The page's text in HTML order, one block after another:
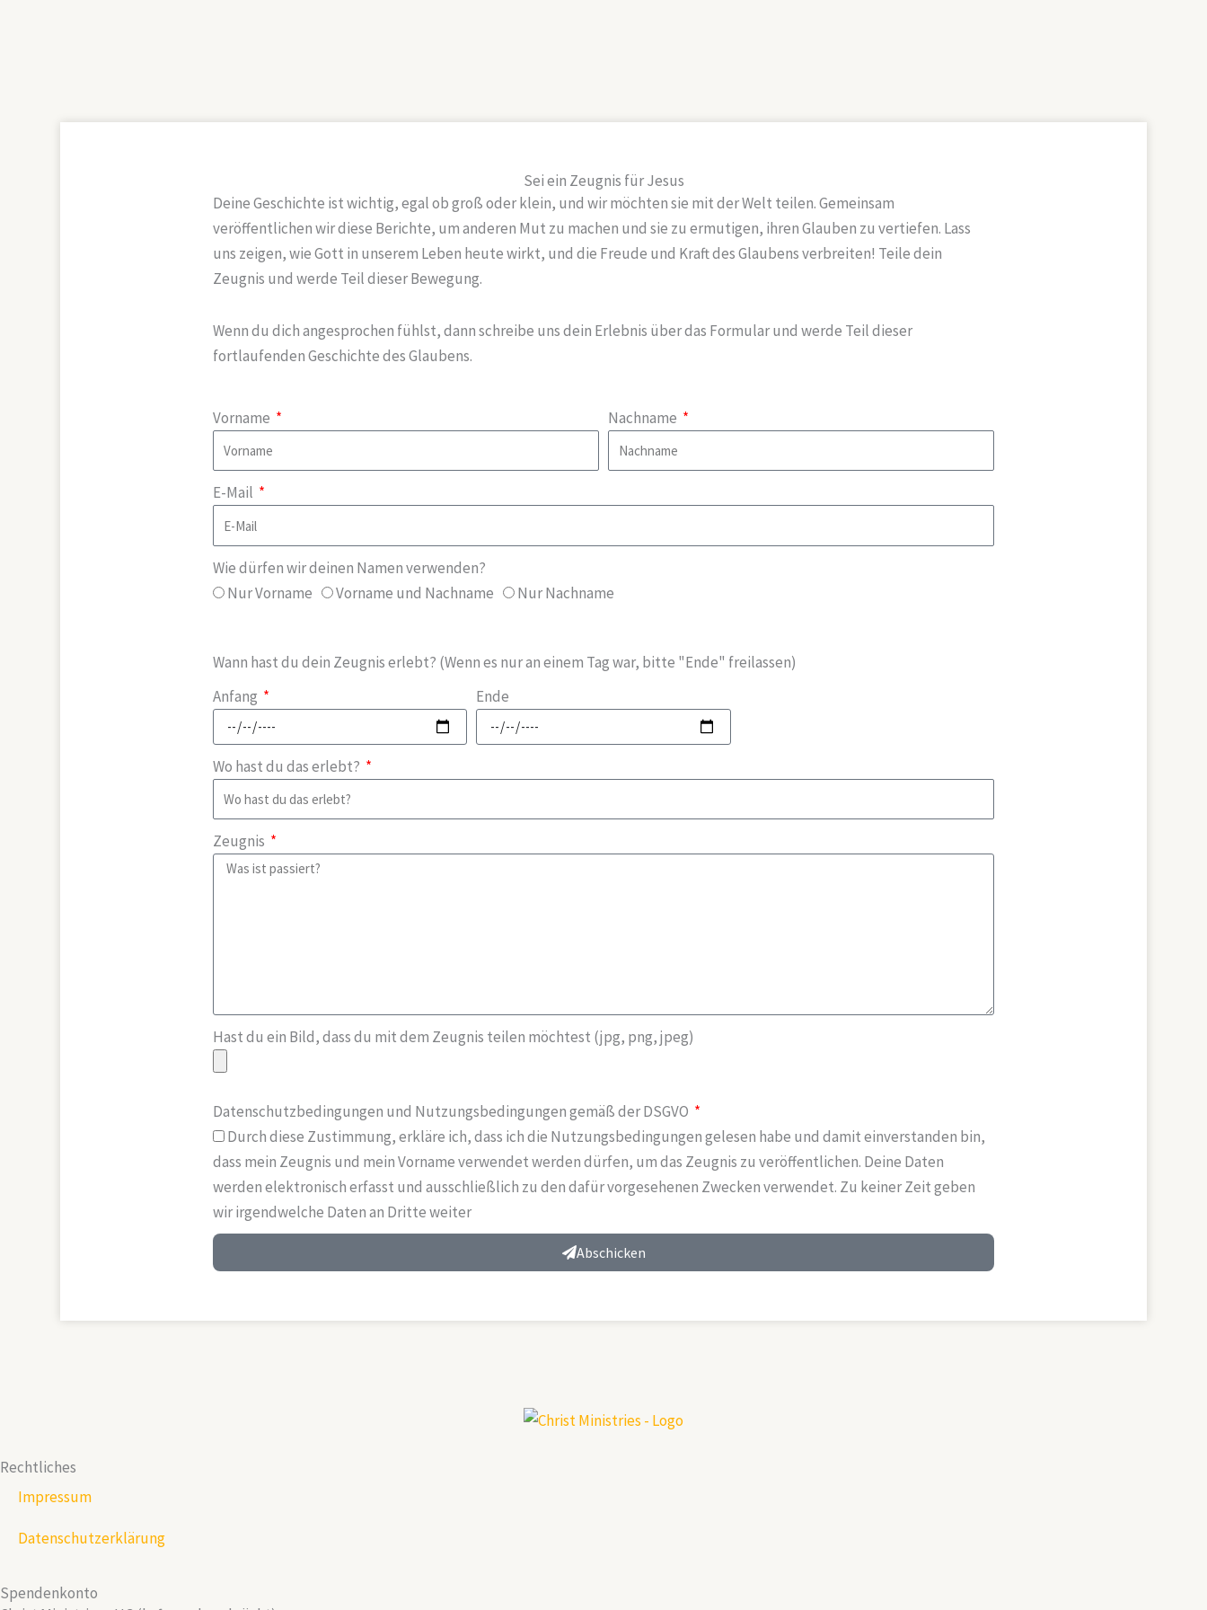
Sei ein Zeugnis für Jesus
Deine Geschichte ist wichtig, egal ob groß oder klein, und wir möchten sie mit der Welt teilen. Gemeinsam
veröffentlichen wir diese Berichte, um anderen Mut zu machen und sie zu ermutigen, ihren Glauben zu vertiefen. Lass
uns zeigen, wie Gott in unserem Leben heute wirkt, und die Freude und Kraft des Glaubens verbreiten! Teile dein
Zeugnis und werde Teil dieser Bewegung.
Wenn du dich angesprochen fühlst, dann schreibe uns dein Erlebnis über das Formular und werde Teil dieser
fortlaufenden Geschichte des Glaubens.
Vorname Nachname
E-Mail
Wie dürfen wir deinen Namen verwenden?
Nur Vorname
Vorname und Nachname Nur Nachname
Wann hast du dein Zeugnis erlebt? (Wenn es nur an einem Tag war, bitte "Ende" freilassen)
Anfang
Ende
Wo hast du das erlebt?
Zeugnis
Hast du ein Bild, dass du mit dem Zeugnis teilen möchtest (jpg, png, jpeg)
Datenschutzbedingungen und Nutzungsbedingungen gemäß der DSGVO
Durch diese Zustimmung, erkläre ich, dass ich die Nutzungsbedingungen gelesen habe und damit einverstanden bin,
dass mein Zeugnis und mein Vorname verwendet werden dürfen, um das Zeugnis zu veröffentlichen. Deine Daten
werden elektronisch erfasst und ausschließlich zu den dafür vorgesehenen Zwecken verwendet. Zu keiner Zeit geben
wir irgendwelche Daten an Dritte weiter
Abschicken
Rechtliches
Impressum
Datenschutzerklärung
Spendenkonto